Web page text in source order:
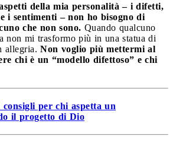
della mia personalità – i difetti,
i sentimenti – non ho bisogno di
che non sono. Quando qualcuno
non mi trasformo più in una statua di
allegria. Non voglio più mettermi al
chi è un “modello difettoso” e chi
consigli per chi aspetta un
il progetto di Dio